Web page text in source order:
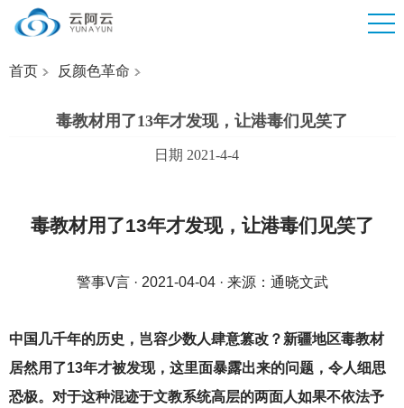
首页 反颜色革命
毒教材用了13年才发现，让港毒们见笑了
日期 2021-4-4
毒教材用了13年才发现，让港毒们见笑了
警事V言 · 2021-04-04 · 来源：通晓文武
中国几千年的历史，岂容少数人肆意篡改？新疆地区毒教材
居然用了13年才被发现，这里面暴露出来的问题，令人细思
恐极。对于这种混迹于文教系统高层的两面人如果不依法予